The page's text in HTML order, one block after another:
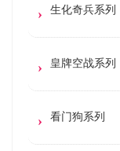
生化奇兵系列
皇牌空战系列
看门狗系列